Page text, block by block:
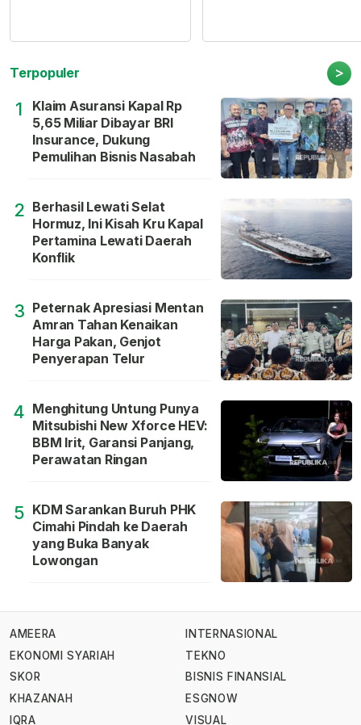
Terpopuler >
1
Klaim Asuransi Kapal Rp
5,65 Miliar Dibayar BRI
Insurance, Dukung
Pemulihan Bisnis Nasabah
2 Berhasil Lewati Selat
Hormuz, Ini Kisah Kru Kapal
Pertamina Lewati Daerah
Konflik
3 Peternak Apresiasi Mentan
Amran Tahan Kenaikan
Harga Pakan, Genjot
Penyerapan Telur
4 Menghitung Untung Punya
Mitsubishi New Xforce HEV:
BBM Irit, Garansi Panjang,
Perawatan Ringan
5 KDM Sarankan Buruh PHK
Cimahi Pindah ke Daerah
yang Buka Banyak
Lowongan
AMEERA
EKONOMI SYARIAH
SKOR
KHAZANAH
IQRA
INTERNASIONAL
TEKNO
BISNIS FINANSIAL
ESGNOW
VISUAL